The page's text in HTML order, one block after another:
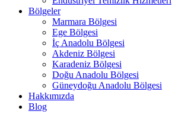
Bölgeler
Marmara Bölgesi
Ege Bölgesi
İç Anadolu Bölgesi
Akdeniz Bölgesi
Karadeniz Bölgesi
Doğu Anadolu Bölgesi
Güneydoğu Anadolu Bölgesi
Hakkımızda
Blog